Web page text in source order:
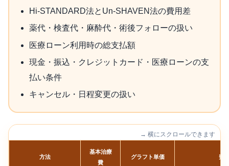
Hi-STANDARD法とUn-SHAVEN法の費用差
薬代・検査代・麻酔代・術後フォローの扱い
医療ローン利用時の総支払額
現金・振込・クレジットカード・医療ローンの支
払い条件
キャンセル・日程変更の扱い
→ 横にスクロールできます
方法
基本治療
費
グラフト単価 費